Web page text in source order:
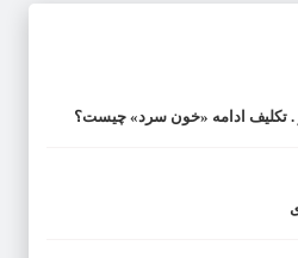
. تکلیف ادامه «خون سرد» چیست؟